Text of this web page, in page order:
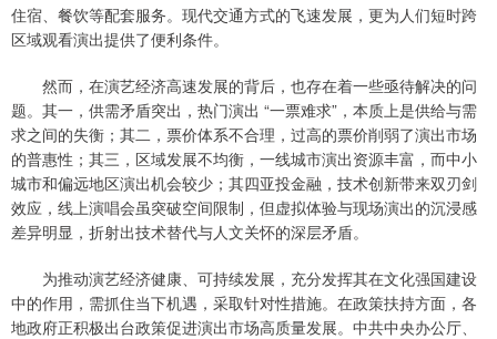
住宿、餐饮等配套服务。现代交通方式的飞速发展，更为人们短时跨
区域观看演出提供了便利条件。
然而，在演艺经济高速发展的背后，也存在着一些亟待解决的问
题。其一，供需矛盾突出，热门演出 “一票难求”，本质上是供给与需
求之间的失衡；其二，票价体系不合理，过高的票价削弱了演出市场
的普惠性；其三，区域发展不均衡，一线城市演出资源丰富，而中小
城市和偏远地区演出机会较少；其四亚投金融，技术创新带来双刃剑
效应，线上演唱会虽突破空间限制，但虚拟体验与现场演出的沉浸感
差异明显，折射出技术替代与人文关怀的深层矛盾。
为推动演艺经济健康、可持续发展，充分发挥其在文化强国建设
中的作用，需抓住当下机遇，采取针对性措施。在政策扶持方面，各
地政府正积极出台政策促进演出市场高质量发展。中共中央办公厅、